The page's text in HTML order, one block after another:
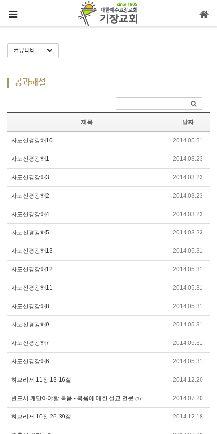
커뮤니티 Toggle Dropdown
공과해설
제목 날짜
사도신경강해10 2014.05.31
사도신경강해1 2014.03.23
사도신경강해3 2014.03.23
사도신경강해2 2014.03.23
사도신경강해4 2014.03.23
사도신경강해5 2014.03.23
사도신경강해13 2014.05.31
사도신경강해12 2014.05.31
사도신경강해11 2014.05.31
사도신경강해8 2014.05.31
사도신경강해9 2014.05.31
사도신경강해7 2014.05.31
사도신경강해6 2014.05.31
히브리서 11장 13-16절 2014.12.20
반드시 깨달아야할 복음 - 복음에 대한 설교 전문 (1) 2014.07.20
히브리서 10장 26-39절 2014.12.18